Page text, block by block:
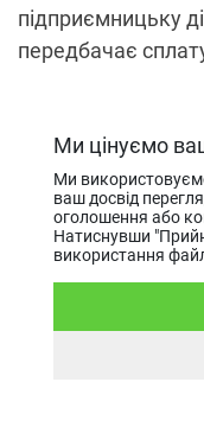
підприємницьку
передбачає
Відкриття фірми
підходу під час
визначення її
правління,
забезпечують
відповідності
Ми цінуємо
Ми
ваш досвід
оголошення або
Натиснувши
використання